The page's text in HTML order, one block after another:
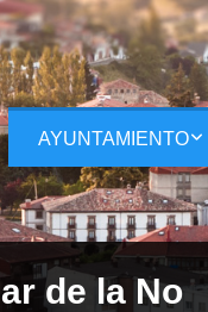
AYUNTAMIENTO
de la No